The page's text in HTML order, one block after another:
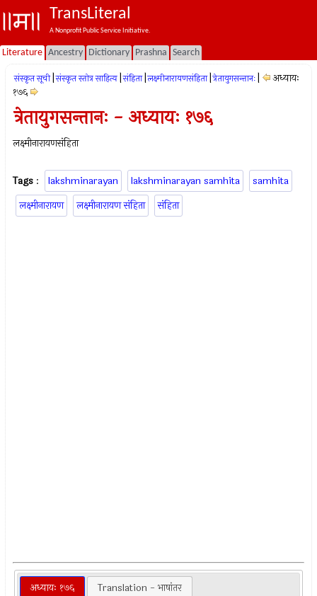
TransLiteral
A Nonprofit Public Service Initiative.
Literature Ancestry Dictionary Prashna Search
संस्कृत सूची संस्कृत स्तोत्र साहित्य संहिता लक्ष्मीनारायणसंहिता त्रेतायुगसन्तानः
अध्यायः
१७६
त्रेतायुगसन्तानः - अध्यायः १७६
लक्ष्मीनारायणसंहिता
Tags : lakshminarayan lakshminarayan samhita
samhita
लक्ष्मीनारायण
लक्ष्मीनारायण संहिता संहिता
अध्यायः १७६ Translation - भाषांतर